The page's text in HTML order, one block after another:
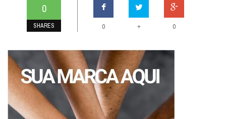
0
SHARES 0 + 0